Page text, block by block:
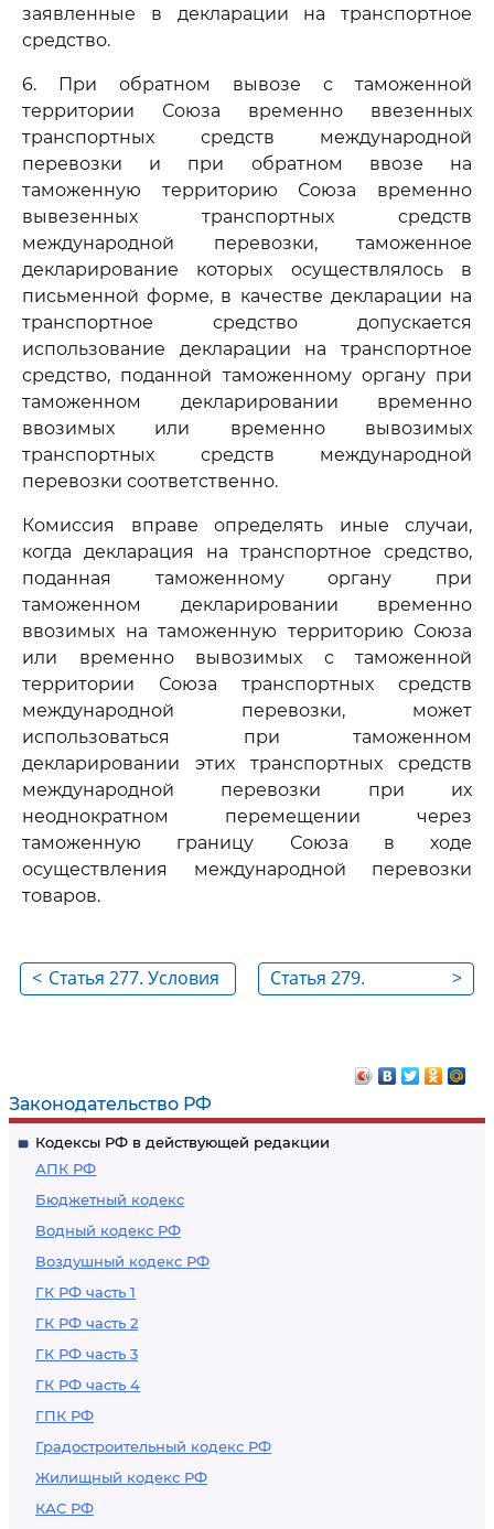
Законодательство РФ
Кодексы РФ в действующей редакции
АПК РФ
Бюджетный кодекс
Водный кодекс РФ
Воздушный кодекс РФ
ГК РФ часть 1
ГК РФ часть 2
ГК РФ часть 3
ГК РФ часть 4
ГПК РФ
Градостроительный кодекс РФ
Жилищный кодекс РФ
КАС РФ
заявленные в декларации на транспортное
средство.
6. При обратном вывозе с таможенной
территории Союза временно ввезенных
транспортных средств международной
перевозки и при обратном ввозе на
таможенную территорию Союза временно
вывезенных транспортных средств
международной перевозки, таможенное
декларирование которых осуществлялось в
письменной форме, в качестве декларации на
транспортное средство допускается
использование декларации на транспортное
средство, поданной таможенному органу при
таможенном декларировании временно
ввозимых или временно вывозимых
транспортных средств международной
перевозки соответственно.
Комиссия вправе определять иные случаи,
когда декларация на транспортное средство,
поданная таможенному органу при
таможенном декларировании временно
ввозимых на таможенную территорию Союза
или временно вывозимых с таможенной
территории Союза транспортных средств
международной перевозки, может
использоваться при таможенном
декларировании этих транспортных средств
международной перевозки при их
неоднократном перемещении через
таможенную границу Союза в ходе
осуществления международной перевозки
товаров.
< Статья 277. Условия
территории Союза
временно
вывезенных
транспортных
средств
международной
перевозки
>
Статья 279.
обязанности по
уплате ввозных
таможенных
пошлин, налогов,